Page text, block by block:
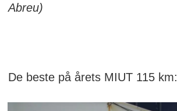
Abreu)
De beste på årets MIUT 115 km: